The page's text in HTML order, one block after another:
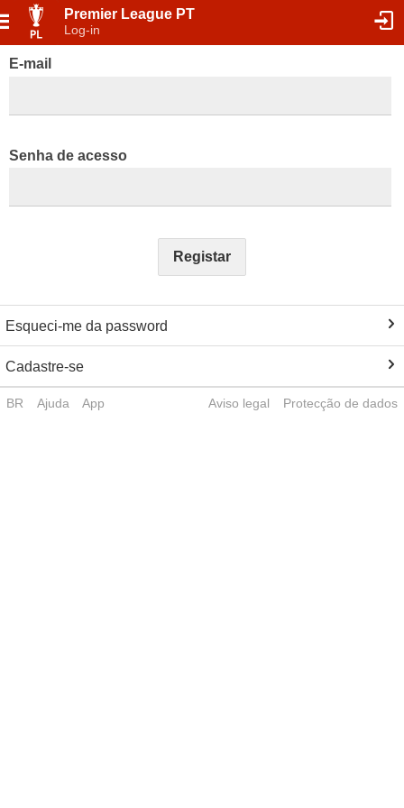
Premier League PT
Log-in
E-mail
Senha de acesso
Registar
Esqueci-me da password
Cadastre-se
BR Ajuda App Aviso legal Protecção de dados